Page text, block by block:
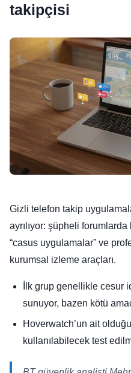
takipçisi
Gizli telefon takip
ayrılıyor: şüpheli
“casus uygulamalar” ve
kurumsal izleme araçları.
İlk grup genellikle cesur
sunuyor, bazen kötü
Hoverwatch’un ait
kullanılabilecek test